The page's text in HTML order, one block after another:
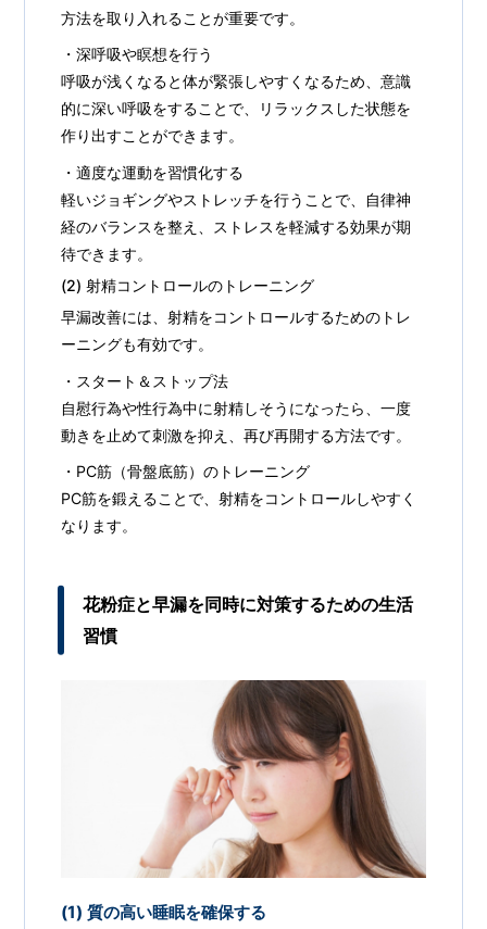
方法を取り入れることが重要です。
・深呼吸や瞑想を行う
呼吸が浅くなると体が緊張しやすくなるため、意識
的に深い呼吸をすることで、リラックスした状態を
作り出すことができます。
・適度な運動を習慣化する
軽いジョギングやストレッチを行うことで、自律神
経のバランスを整え、ストレスを軽減する効果が期
待できます。
(2) 射精コントロールのトレーニング
早漏改善には、射精をコントロールするためのトレ
ーニングも有効です。
・スタート＆ストップ法
自慰行為や性行為中に射精しそうになったら、一度
動きを止めて刺激を抑え、再び再開する方法です。
・PC筋（骨盤底筋）のトレーニング
PC筋を鍛えることで、射精をコントロールしやすく
なります。
花粉症と早漏を同時に対策するための生活
習慣
(1) 質の高い睡眠を確保する